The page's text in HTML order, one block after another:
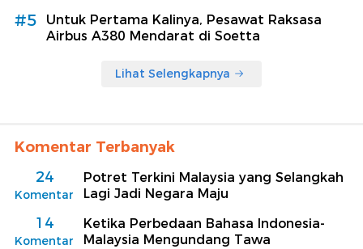
#5
Untuk Pertama Kalinya, Pesawat Raksasa
Airbus A380 Mendarat di Soetta
Lihat Selengkapnya
Komentar Terbanyak
24
Komentar
Potret Terkini Malaysia yang Selangkah
Lagi Jadi Negara Maju
14
Komentar
Ketika Perbedaan Bahasa Indonesia-
Malaysia Mengundang Tawa